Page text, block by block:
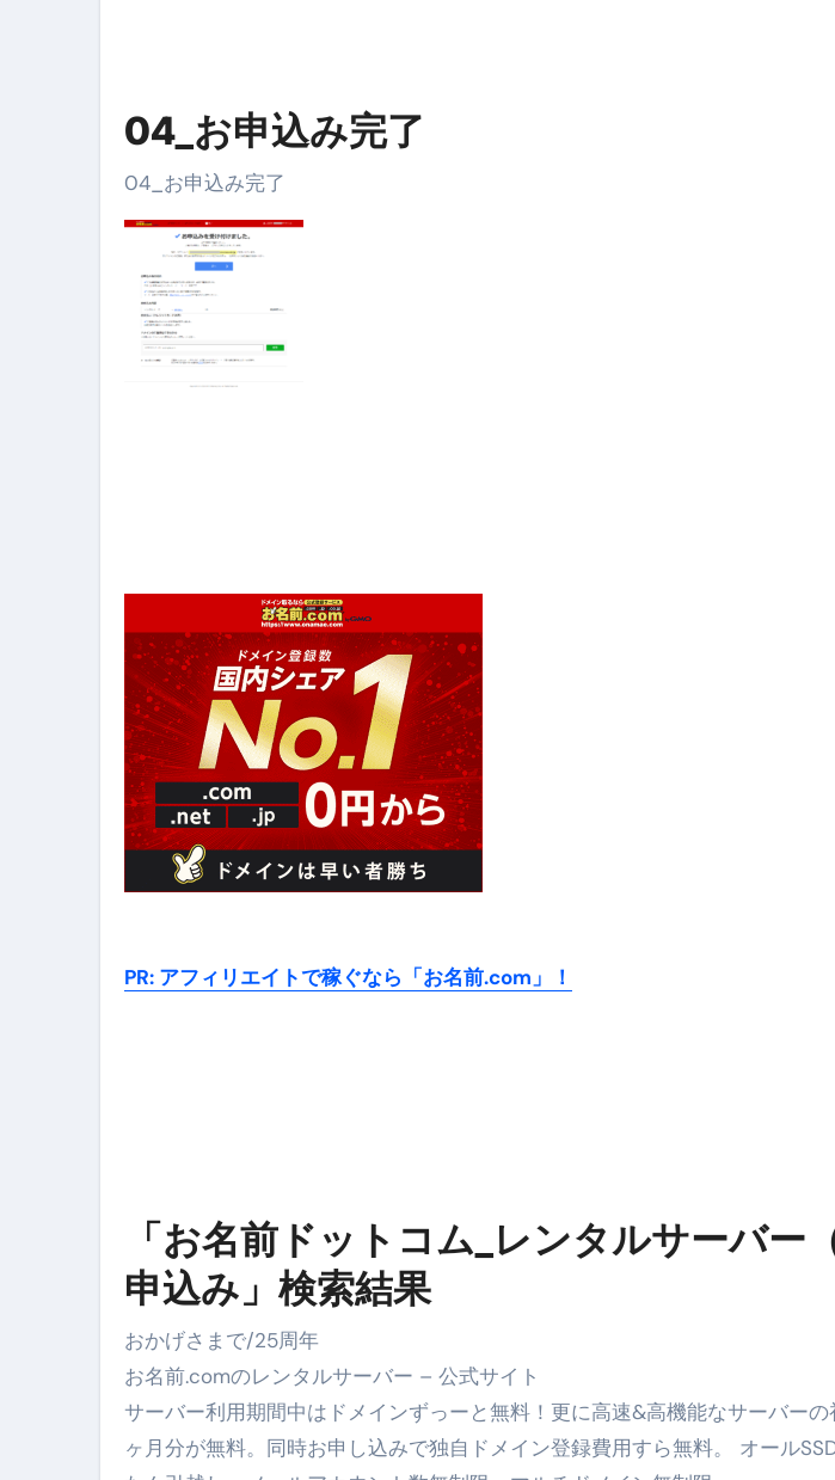
04_お申込み完了
04_お申込み完了
PR: アフィリエイトで稼ぐなら「お名前.com」！
「お名前ドットコム_レンタルサーバー
申込み」検索結果
おかげさまで/25周年
お名前.comのレンタルサーバー – 公式サイト
サーバー利用期間中はドメインずっーと無料！更に高速&高機能なサーバー
ヶ月分が無料。同時お申し込みで独自ドメイン登録費用すら無料。 オール